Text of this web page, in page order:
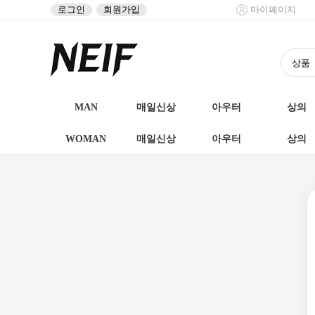
로그인 회원가입 마이페이지
MAN 매일신상 아우터 상의
WOMAN 매일신상 아우터 상의